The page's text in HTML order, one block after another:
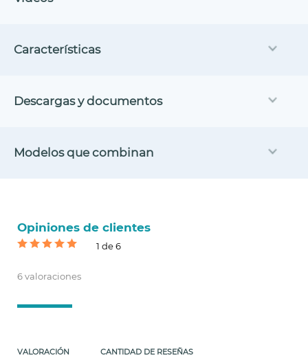
Características
Descargas y documentos
Modelos que combinan
Opiniones de clientes
1 de 6
6 valoraciones
VALORACIÓN CANTIDAD DE RESEÑAS